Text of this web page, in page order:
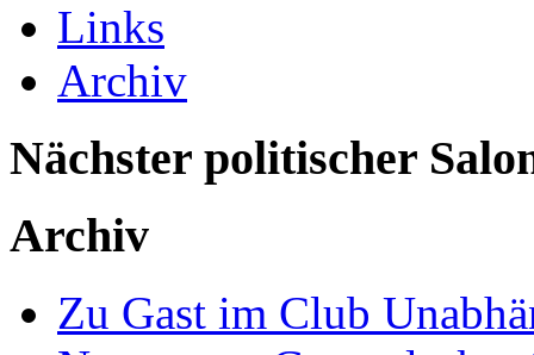
Links
Archiv
Nächster politischer
Archiv
Zu Gast im Club